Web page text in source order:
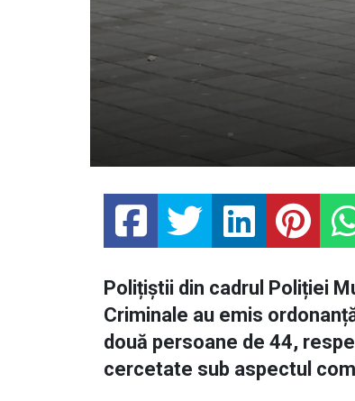
Polițiștii din cadrul Poliției
Criminale au emis
două persoane de 44,
cercetate sub aspectul